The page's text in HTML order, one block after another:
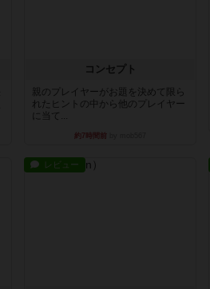
コンセプト
親のプレイヤーがお題を決めて限ら
れたヒントの中から他のプレイヤー
に当て...
約7時間前
レビュー